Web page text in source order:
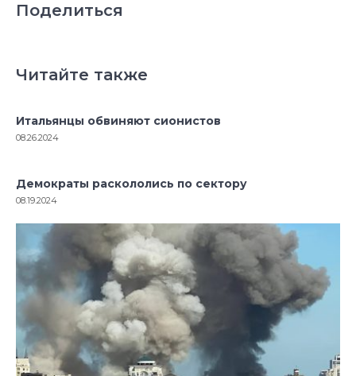
Поделиться
Читайте также
Итальянцы обвиняют сионистов
08.26.2024
Демократы раскололись по сектору
08.19.2024